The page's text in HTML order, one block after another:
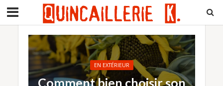
EN EXTÉRIEUR
Comment bien choisir son